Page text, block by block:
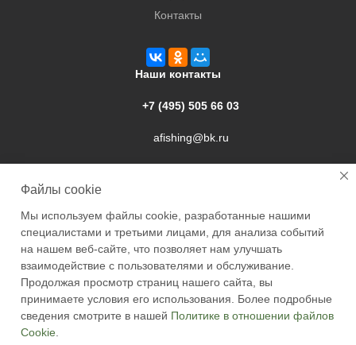
Контакты
Наши контакты
+7 (495) 505 66 03
afishing@bk.ru
2026 © Academyfishing - продажа товаров для рыбалки по
Москве и России
Файлы cookie
Мы используем файлы cookie, разработанные нашими
специалистами и третьими лицами, для анализа событий
на нашем веб-сайте, что позволяет нам улучшать
взаимодействие с пользователями и обслуживание.
Продолжая просмотр страниц нашего сайта, вы
принимаете условия его использования. Более подробные
сведения смотрите в нашей Политике в отношении файлов
Cookie